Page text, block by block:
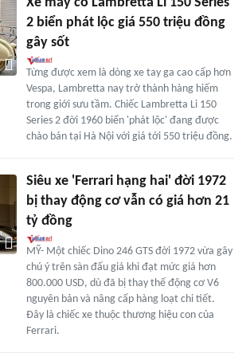
2 biển phát lộc giá 550 triệu đồng
gây sốt
Từng được xem là dòng xe tay ga cao cấp hơn
Vespa, Lambretta nay trở thành hàng hiếm
trong giới sưu tầm. Chiếc Lambretta Li 150
Series 2 đời 1960 biển 'phát lộc' đang được
chào bán tại Hà Nội với giá tới 550 triệu đồng.
Siêu xe 'Ferrari hạng hai' đời 1972
bị thay động cơ vẫn có giá hơn 21
tỷ đồng
MỸ- Một chiếc Dino 246 GTS đời 1972 vừa gây
chú ý trên sàn đấu giá khi đạt mức giá hơn
800.000 USD, dù đã bị thay thế động cơ V6
nguyên bản và nâng cấp hàng loạt chi tiết.
Đây là chiếc xe thuộc thương hiệu con của
Ferrari.